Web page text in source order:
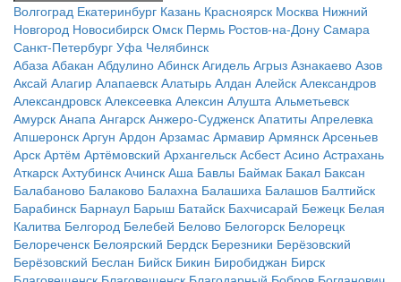
Волгоград Екатеринбург Казань Красноярск Москва Нижний
Новгород Новосибирск Омск Пермь Ростов-на-Дону Самара
Санкт-Петербург Уфа Челябинск
Абаза Абакан Абдулино Абинск Агидель Агрыз Азнакаево Азов
Аксай Алагир Алапаевск Алатырь Алдан Алейск Александров
Александровск Алексеевка Алексин Алушта Альметьевск
Амурск Анапа Ангарск Анжеро-Судженск Апатиты Апрелевка
Апшеронск Аргун Ардон Арзамас Армавир Армянск Арсеньев
Арск Артём Артёмовский Архангельск Асбест Асино Астрахань
Аткарск Ахтубинск Ачинск Аша Бавлы Баймак Бакал Баксан
Балабаново Балаково Балахна Балашиха Балашов Балтийск
Барабинск Барнаул Барыш Батайск Бахчисарай Бежецк Белая
Калитва Белгород Белебей Белово Белогорск Белорецк
Белореченск Белоярский Бердск Березники Берёзовский
Берёзовский Беслан Бийск Бикин Биробиджан Бирск